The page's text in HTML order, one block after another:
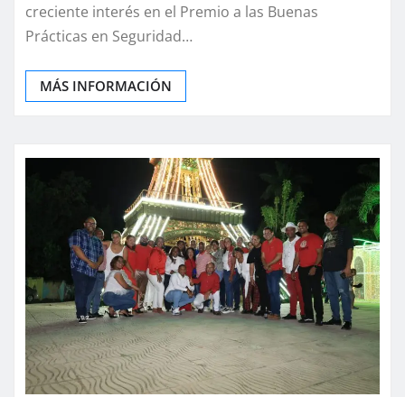
creciente interés en el Premio a las Buenas
Prácticas en Seguridad…
MÁS INFORMACIÓN